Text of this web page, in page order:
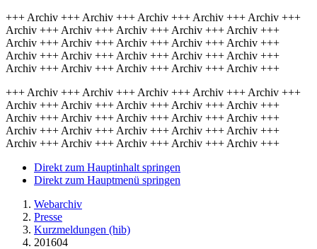
+++ Archiv +++ Archiv +++ Archiv +++ Archiv +++ Archiv +++
Archiv +++ Archiv +++ Archiv +++ Archiv +++ Archiv +++
Archiv +++ Archiv +++ Archiv +++ Archiv +++ Archiv +++
Archiv +++ Archiv +++ Archiv +++ Archiv +++ Archiv +++
Archiv +++ Archiv +++ Archiv +++ Archiv +++ Archiv +++
+++ Archiv +++ Archiv +++ Archiv +++ Archiv +++ Archiv +++
Archiv +++ Archiv +++ Archiv +++ Archiv +++ Archiv +++
Archiv +++ Archiv +++ Archiv +++ Archiv +++ Archiv +++
Archiv +++ Archiv +++ Archiv +++ Archiv +++ Archiv +++
Archiv +++ Archiv +++ Archiv +++ Archiv +++ Archiv +++
Direkt zum Hauptinhalt springen
Direkt zum Hauptmenü springen
Webarchiv
Presse
Kurzmeldungen (hib)
201604